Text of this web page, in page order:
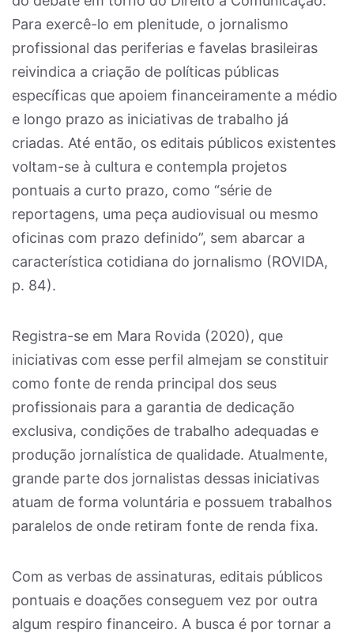
Para exercê-lo em plenitude, o jornalismo
profissional das periferias e favelas brasileiras
reivindica a criação de políticas públicas
específicas que apoiem financeiramente a médio
e longo prazo as iniciativas de trabalho já
criadas. Até então, os editais públicos existentes
voltam-se à cultura e contempla projetos
pontuais a curto prazo, como “série de
reportagens, uma peça audiovisual ou mesmo
oficinas com prazo definido”, sem abarcar a
característica cotidiana do jornalismo (ROVIDA,
p. 84).
Registra-se em Mara Rovida (2020), que
iniciativas com esse perfil almejam se constituir
como fonte de renda principal dos seus
profissionais para a garantia de dedicação
exclusiva, condições de trabalho adequadas e
produção jornalística de qualidade. Atualmente,
grande parte dos jornalistas dessas iniciativas
atuam de forma voluntária e possuem trabalhos
paralelos de onde retiram fonte de renda fixa.
Com as verbas de assinaturas, editais públicos
pontuais e doações conseguem vez por outra
algum respiro financeiro. A busca é por tornar a